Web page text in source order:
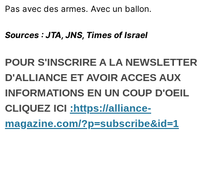
Pas avec des armes. Avec un ballon.
Sources : JTA, JNS, Times of Israel
POUR S'INSCRIRE A LA NEWSLETTER
D'ALLIANCE ET AVOIR ACCES AUX
INFORMATIONS EN UN COUP D'OEIL
CLIQUEZ ICI :https://alliance-
magazine.com/?p=subscribe&id=1